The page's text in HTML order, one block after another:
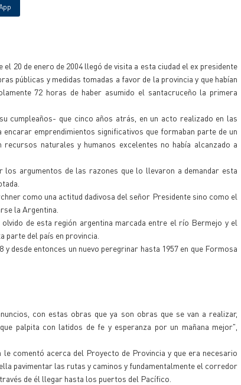
20 de enero de 2004 llegó de visita a esta ciudad el ex presidente
públicas y medidas tomadas a favor de la provincia y que habían
72 horas de haber asumido el santacruceño la primera
cumpleaños- que cinco años atrás, en un acto realizado en las
emprendimientos significativos que formaban parte de un
naturales y humanos excelentes no había alcanzado a
argumentos de las razones que lo llevaron a demandar esta
como una actitud dadivosa del señor Presidente sino como el
la Argentina.
de esta región argentina marcada entre el río Bermejo y el
parte del país en provincia.
desde entonces un nuevo peregrinar hasta 1957 en que Formosa
con estas obras que ya son obras que se van a realizar,
palpita con latidos de fe y esperanza por un mañana mejor",
comentó acerca del Proyecto de Provincia y que era necesario
pavimentar las rutas y caminos y fundamentalmente el corredor
de él llegar hasta los puertos del Pacífico.